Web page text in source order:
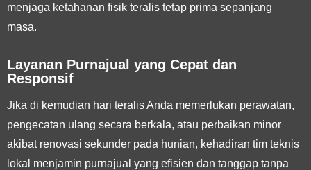
menjaga ketahanan fisik teralis tetap prima sepanjang
masa.
Layanan Purnajual yang Cepat dan
Responsif
Jika di kemudian hari teralis Anda memerlukan perawatan,
pengecatan ulang secara berkala, atau perbaikan minor
akibat renovasi sekunder pada hunian, kehadiran tim teknis
lokal menjamin purnajual yang efisien dan tanggap tanpa